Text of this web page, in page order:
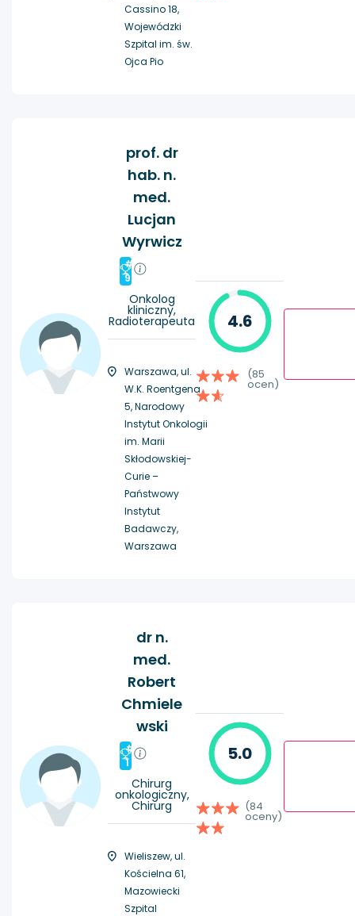
Cassino 18,
Wojewódzki
Szpital im. św.
Ojca Pio
prof. dr
hab. n.
med.
Lucjan
Wyrwicz
#
9
Onkolog
kliniczny,
Radioterapeuta
Warszawa, ul.
W.K. Roentgena
5, Narodowy
Instytut Onkologii
im. Marii
Skłodowskiej-
Curie –
Państwowy
Instytut
Badawczy,
Warszawa
4.6
(85
ocen)
dr n.
med.
Robert
Chmiele
wski
#
1
Chirurg
onkologiczny,
Chirurg
Wieliszew, ul.
Kościelna 61,
Mazowiecki
Szpital
5.0
(84
oceny)